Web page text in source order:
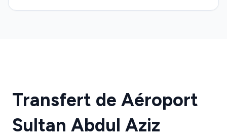
Transfert de Aéroport
Sultan Abdul Aziz